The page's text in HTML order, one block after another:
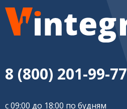
8 (800) 201-99-77
с 09:00 до 18:00 по будням